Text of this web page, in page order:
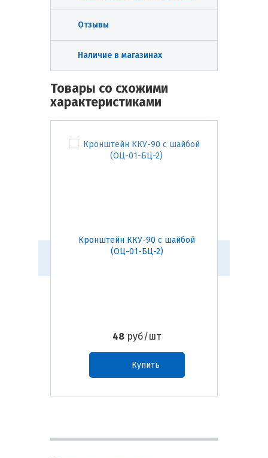
Отзывы
Наличие в магазинах
Товары со схожими
характеристиками
Кронштейн ККУ-90 с шайбой
(ОЦ-01-БЦ-2)
48 руб/шт
Купить